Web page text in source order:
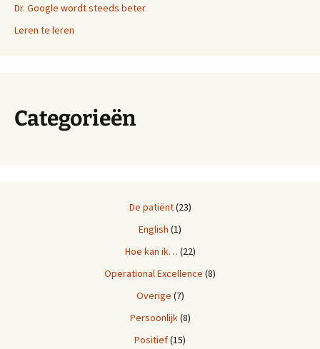
Dr. Google wordt steeds beter
Leren te leren
Categorieën
De patiënt(23)
English (1)
Hoe kan ik… (22)
Operational Excellence (8)
Overige (7)
Persoonlijk(8)
Positief(15)